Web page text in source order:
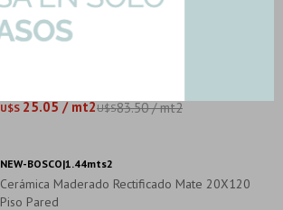
U$S 25.05 / mt2U$S83.50 / mt2
Cerámica Maderado Rectificado Mate 20X120
Piso Pared
NEW-BOSCO|1.44mts2